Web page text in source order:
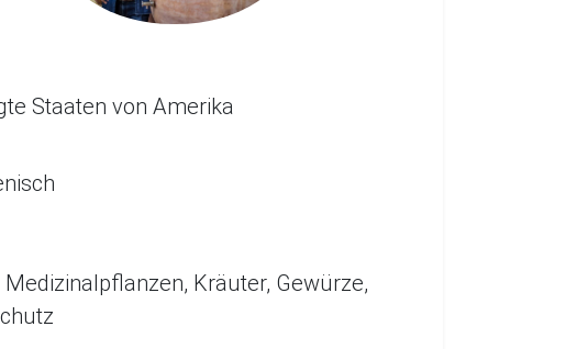
Staaten von Amerika
Kräuter, Gewürze,